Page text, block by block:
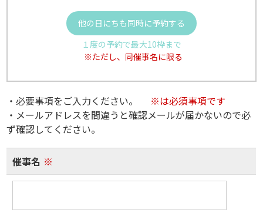
他の日にちも同時に予約する
１度の予約で最大10枠まで
※ただし、同催事名に限る
・必要事項をご入力ください。
※は必須事項です
・メールアドレスを間違うと確認メールが届かないので必
ず確認してください。
催事名 ※